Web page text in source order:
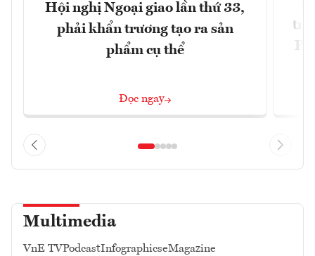
Hội nghị Ngoại giao lần thứ 33,
phải khẩn trương tạo ra sản
phẩm cụ thể
Đọc ngay
Multimedia
VnE TVPodcastInfographicseMagazine